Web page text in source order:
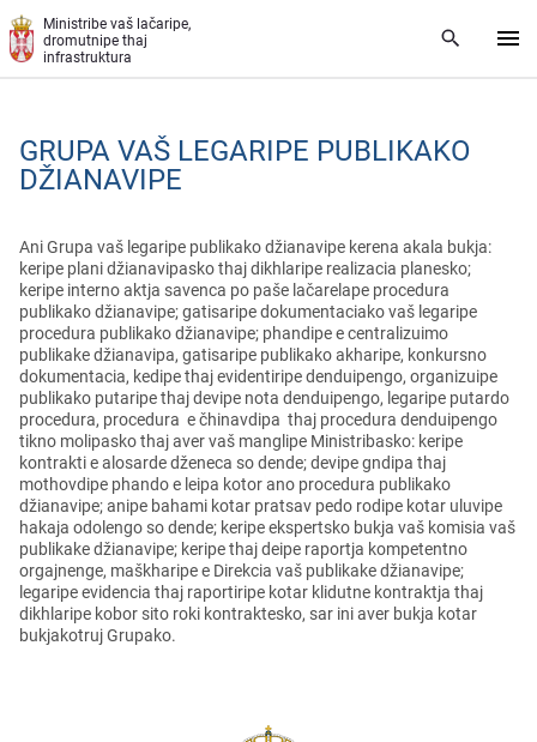
Skip to main content
Ministribe vaš lačaripe,
dromutnipe thaj
infrastruktura
GRUPA VAŠ LEGARIPE PUBLIKAKO
DŽIANAVIPE
Ani Grupa vaš legaripe publikako džianavipe kerena akala bukja:
keripe plani džianavipasko thaj dikhlaripe realizacia planesko;
keripe interno aktja savenca po paše lačarelape procedura
publikako džianavipe; gatisaripe dokumentaciako vaš legaripe
procedura publikako džianavipe; phandipe e centralizuimo
publikake džianavipa, gatisaripe publikako akharipe, konkursno
dokumentacia, kedipe thaj evidentiripe denduipengo, organizuipe
publikako putaripe thaj devipe nota denduipengo, legaripe putardo
procedura, procedura e čhinavdipa thaj procedura denduipengo
tikno molipasko thaj aver vaš manglipe Ministribasko: keripe
kontrakti e alosarde dženeca so dende; devipe gndipa thaj
mothovdipe phando e leipa kotor ano procedura publikako
džianavipe; anipe bahami kotar pratsav pedo rodipe kotar uluvipe
hakaja odolengo so dende; keripe ekspertsko bukja vaš komisia vaš
publikake džianavipe; keripe thaj deipe raportja kompetentno
orgajnenge, maškharipe e Direkcia vaš publikake džianavipe;
legaripe evidencia thaj raportiripe kotar klidutne kontraktja thaj
dikhlaripe kobor sito roki kontraktesko, sar ini aver bukja kotar
bukjakotruj Grupako.